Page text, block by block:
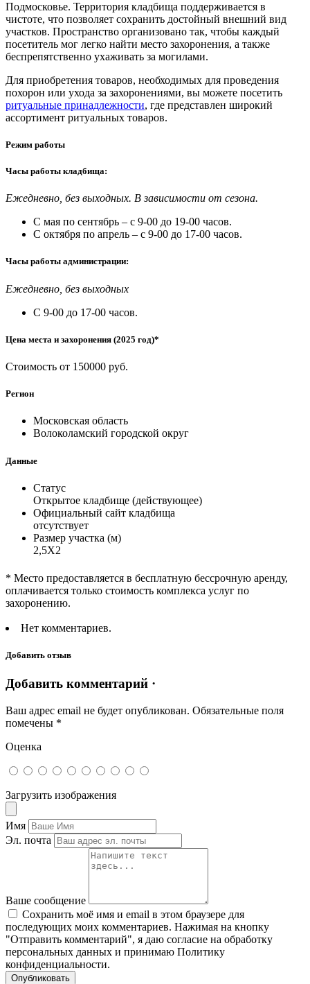
Подмосковье. Территория кладбища поддерживается в
чистоте, что позволяет сохранить достойный внешний вид
участков. Пространство организовано так, чтобы каждый
посетитель мог легко найти место захоронения, а также
беспрепятственно ухаживать за могилами.
Для приобретения товаров, необходимых для проведения
похорон или ухода за захоронениями, вы можете посетить
ритуальные принадлежности, где представлен широкий
ассортимент ритуальных товаров.
Режим работы
Часы работы кладбища:
Ежедневно, без выходных. В зависимости от сезона.
С мая по сентябрь – с 9-00 до 19-00 часов.
С октября по апрель – с 9-00 до 17-00 часов.
Часы работы администрации:
Ежедневно, без выходных
С 9-00 до 17-00 часов.
Цена места и захоронения (2025 год)*
Стоимость от 150000 руб.
Регион
Московская область
Волоколамский городской округ
Данные
Статус
Открытое кладбище (действующее)
Официальный сайт кладбища
отсутствует
Размер участка (м)
2,5Х2
* Место предоставляется в бесплатную бессрочную аренду,
оплачивается только стоимость комплекса услуг по
захоронению.
Нет комментариев.
Добавить отзыв
Добавить комментарий ·
Ваш адрес email не будет опубликован. Обязательные поля
помечены *
Оценка
Загрузить изображения
Имя
Эл. почта
Ваше сообщение
Сохранить моё имя и email в этом браузере для
последующих моих комментариев. Нажимая на кнопку
"Отправить комментарий", я даю согласие на обработку
персональных данных и принимаю Политику
конфиденциальности.
Опубликовать